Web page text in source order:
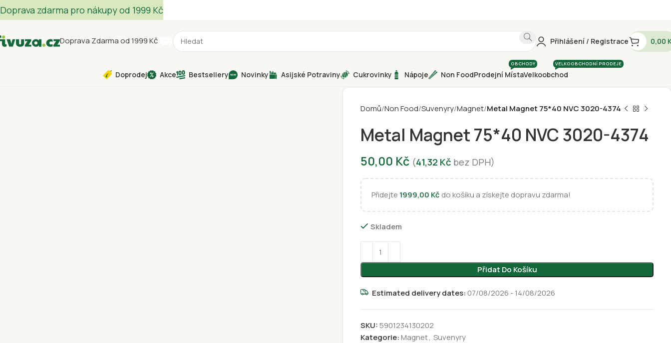
Doprava Zdarma od 1999 Kč Přihlášení / Registrace 0,00
Doprodej Akce Bestsellery Novinky Asijské Potraviny Cukrovinky Nápoje Non FoodProdejní Místa
OBCHODY
Velkoobchod
VELKOOBCHODNÍ PRODEJE
Domů Non Food Suvenyry Magnet Metal Magnet 75*40 NVC 3020-4374
Metal Magnet 75*40 NVC 3020-4374
50,00 Kč (41,32 Kč bez DPH)
Přidejte 1999,00 Kč do košíku a získejte dopravu zdarma!
Skladem
Přidat Do Košíku
Estimated delivery dates:07/08/2026 - 14/08/2026
SKU:5901234130202
Kategorie:Magnet, Suvenyry
Doprava zdarma pro nákupy od 1999 Kč